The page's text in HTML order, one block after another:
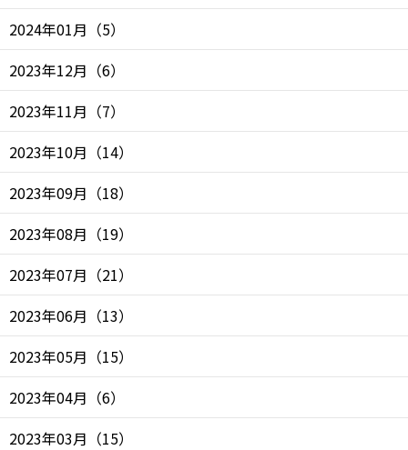
2024年01月 （5）
2023年12月 （6）
2023年11月 （7）
2023年10月 （14）
2023年09月 （18）
2023年08月 （19）
2023年07月 （21）
2023年06月 （13）
2023年05月 （15）
2023年04月 （6）
2023年03月 （15）